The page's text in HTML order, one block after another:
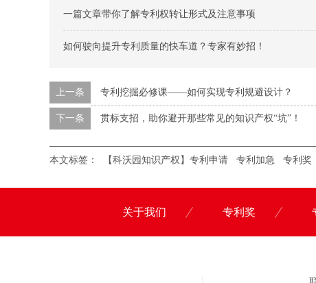
一篇文章带你了解专利权转让形式及注意事项
如何驶向提升专利质量的快车道？专家有妙招！
上一条 专利挖掘必修课——如何实现专利规避设计？
下一条 贯标支招，助你避开那些常见的知识产权“坑”！
本文标签： 【科沃园知识产权】专利申请 专利加急 专利奖
关于我们 专利奖